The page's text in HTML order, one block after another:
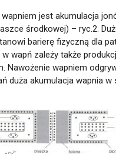
jest akumulacja
środkowej) – ryc.2.
barierę fizyczną dla
wapń zależy także
Nawożenie wapniem
duża akumulacja wapnia